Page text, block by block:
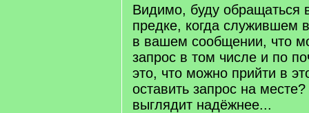
Видимо, буду обращаться
предке, когда служившем
в вашем сообщении, что
запрос в том числе и по
это, что можно прийти в
оставить запрос на
выглядит надёжнее...